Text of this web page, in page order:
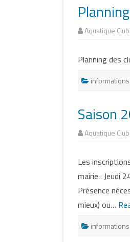
Aquatique
Planning des
informations
Saison
Aquatique
Les
mairie : Jeudi
Présence
mieux) ou…
informations